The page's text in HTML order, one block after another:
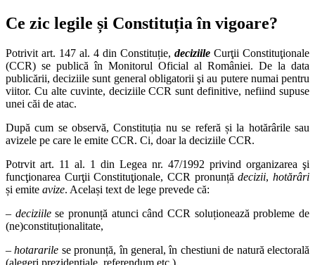
Ce zic legile și Constituția în vigoare?
Potrivit art. 147 al. 4 din Constituție, deciziile Curţii Constituţionale
(CCR) se publică în Monitorul Oficial al României. De la data
publicării, deciziile sunt general obligatorii şi au putere numai pentru
viitor. Cu alte cuvinte, deciziile CCR sunt definitive, nefiind supuse
unei căi de atac.
După cum se observă, Constituția nu se referă și la hotărârile sau
avizele pe care le emite CCR. Ci, doar la deciziile CCR.
Potrvit art. 11 al. 1 din Legea nr. 47/1992 privind organizarea şi
funcţionarea Curţii Constituţionale, CCR pronunțădecizii,hotărâri
și emite avize. Același text de lege prevede că:
– deciziilese pronunță atunci când CCR soluționează probleme de
(ne)constituționalitate,
–hotararile se pronunță, în general, în chestiuni de natură electorală
(alegeri prezidențiale, referendum etc.),